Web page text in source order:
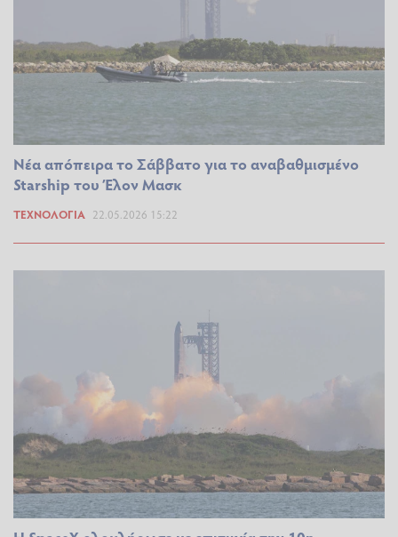
Νέα απόπειρα το Σάββατο για το αναβαθμισμένο
Starship του Έλον Μασκ
ΤΕΧΝΟΛΟΓΊΑ 22.05.2026 15:22